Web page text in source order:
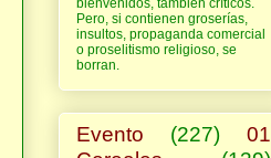
bienvenidos, también críticos.
Pero, si contienen groserías,
insultos, propaganda comercial
o proselitismo religioso, se
borran.
Evento (227)
01